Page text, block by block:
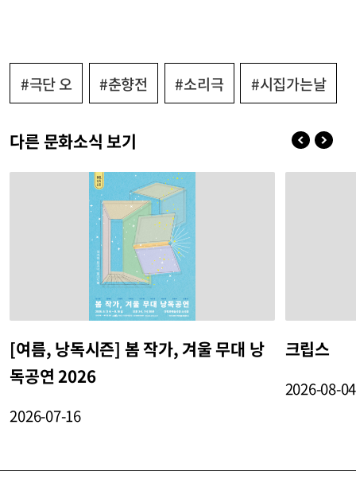
#극단 오 #춘향전 #소리극 #시집가는날
다른 문화소식 보기
[여름, 낭독시즌] 봄 작가, 겨울 무대 낭
독공연 2026
2026-07-16
크립스
2026-08-04